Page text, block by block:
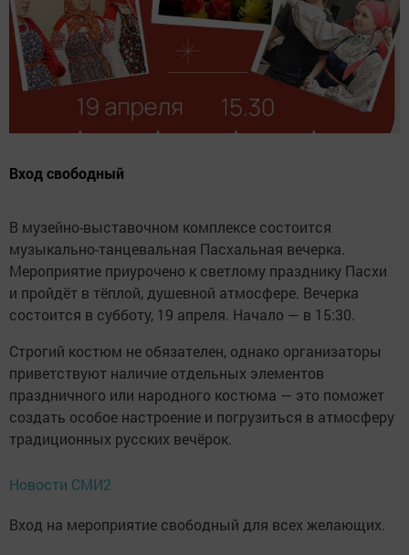
Вход свободный
В музейно-выставочном комплексе состоится
музыкально-танцевальная Пасхальная вечерка.
Мероприятие приурочено к светлому празднику Пасхи
и пройдёт в тёплой, душевной атмосфере. Вечерка
состоится в субботу, 19 апреля. Начало — в 15:30.
Строгий костюм не обязателен, однако организаторы
приветствуют наличие отдельных элементов
праздничного или народного костюма — это поможет
создать особое настроение и погрузиться в атмосферу
традиционных русских вечёрок.
Новости СМИ2
Вход на мероприятие свободный для всех желающих.